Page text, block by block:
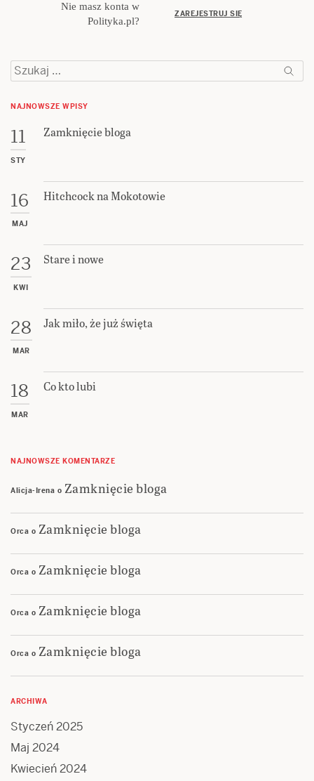
Nie masz konta w
Polityka.pl?
ZAREJESTRUJ SIĘ
Szukaj:
NAJNOWSZE WPISY
11
STY
Zamknięcie bloga
16
MAJ
Hitchcock na Mokotowie
23
KWI
Stare i nowe
28
MAR
Jak miło, że już święta
18
MAR
Co kto lubi
NAJNOWSZE KOMENTARZE
Alicja-Irena o Zamknięcie bloga
Orca o Zamknięcie bloga
Orca o Zamknięcie bloga
Orca o Zamknięcie bloga
Orca o Zamknięcie bloga
ARCHIWA
Styczeń 2025
Maj 2024
Kwiecień 2024